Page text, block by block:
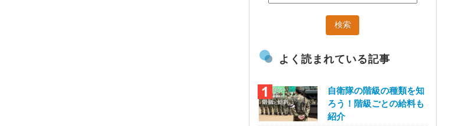
よく読まれている記事
自衛隊の階級の種類を知
ろう！階級ごとの給料も
紹介